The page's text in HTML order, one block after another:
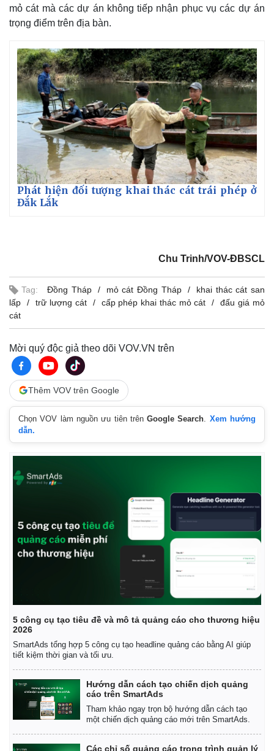
Kinh tế
Bất động sản
Khởi nghiệp
Thị trường
Tiêu dùng
Tỷ giá
mỏ cát mà các dự án không tiếp nhận phục vụ các dự án
trọng điểm trên địa bàn.
Phát hiện đối tượng khai thác cát trái phép ở
Đắk Lắk
Chu Trinh/VOV-ĐBSCL
Tag: Đồng Tháp mỏ cát Đồng Tháp
khai thác cát san
lấp
trữ lượng cát cấp phép khai thác mỏ cát
đấu giá mỏ
cát
Mời quý độc giả theo dõi VOV.VN trên
Thêm VOV trên Google
Chọn VOV làm nguồn ưu tiên trênGoogle Search
Xem hướng
dẫn.
5 công cụ tạo tiêu đề và mô tả quảng cáo cho thương hiệu
2026
SmartAds tổng hợp 5 công cụ tạo headline quảng cáo bằng AI giúp
tiết kiệm thời gian và tối ưu.
Hướng dẫn cách tạo chiến dịch quảng
cáo trên SmartAds
Tham khảo ngay trọn bộ hướng dẫn cách tạo
một chiến dịch quảng cáo mới trên SmartAds.
Các chỉ số quảng cáo trong trình quản lý